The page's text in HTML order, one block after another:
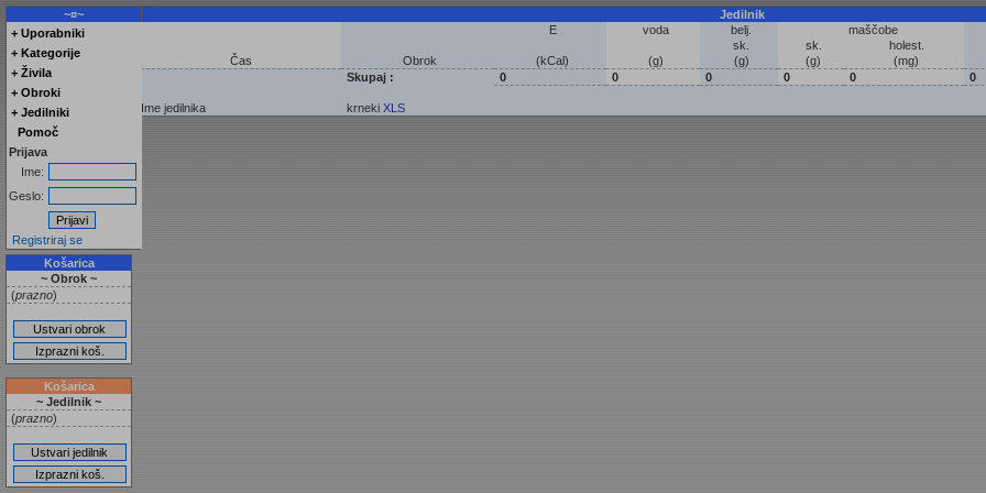
Jedilnik
E
voda belj.
maščobe
sk.
sk.
holest.
Čas
Obrok (kCal) (g) (g) (g)
(mg)
Skupaj :
0 0 0 0 0 0
Ime jedilnika krneki XLS
~¤~
+ Uporabniki
+ Kategorije
+ Živila
+ Obroki
+ Jedilniki
Pomoč
Prijava
Ime:
Geslo:
Registriraj se
Košarica
~ Obrok ~
(prazno)
Košarica
~ Jedilnik ~
(prazno)